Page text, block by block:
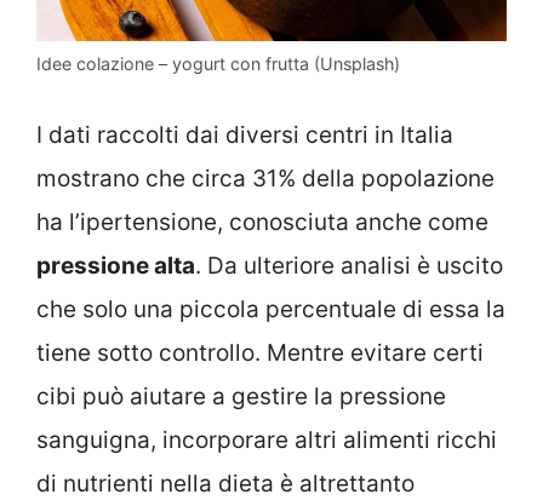
Idee colazione – yogurt con frutta (Unsplash)
I dati raccolti dai diversi centri in Italia
mostrano che circa 31% della popolazione
ha l’ipertensione, conosciuta anche come
pressione alta. Da ulteriore analisi è uscito
che solo una piccola percentuale di essa la
tiene sotto controllo. Mentre evitare certi
cibi può aiutare a gestire la pressione
sanguigna, incorporare altri alimenti ricchi
di nutrienti nella dieta è altrettanto